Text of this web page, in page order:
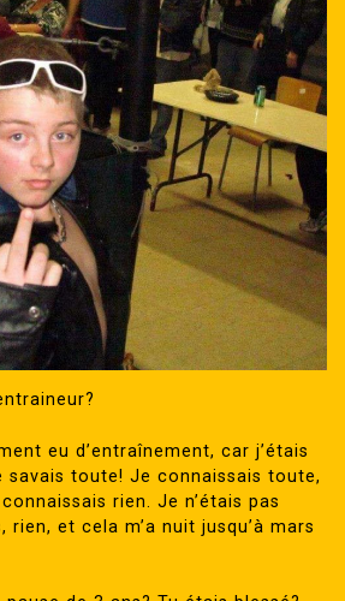
eu d’entraînement, car j’étais
toute! Je connaissais toute,
rien. Je n’étais pas
et cela m’a nuit jusqu’à mars